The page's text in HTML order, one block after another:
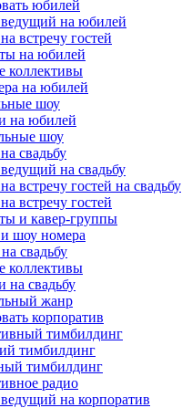
юбилей
на юбилей
встречу гостей
на юбилей
коллективы
на юбилей
шоу
на юбилей
шоу
свадьбу
на свадьбу
встречу гостей на свадьбу
встречу гостей
и кавер-группы
шоу номера
свадьбу
коллективы
на свадьбу
жанр
корпоратив
тимбилдинг
тимбилдинг
тимбилдинг
радио
на корпоратив